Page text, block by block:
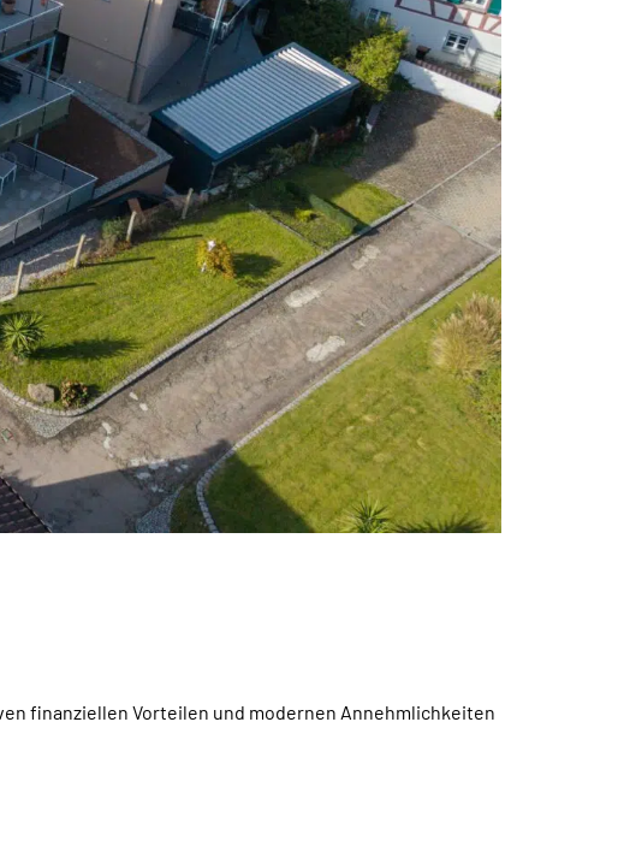
finanziellen Vorteilen und modernen Annehmlichkeiten